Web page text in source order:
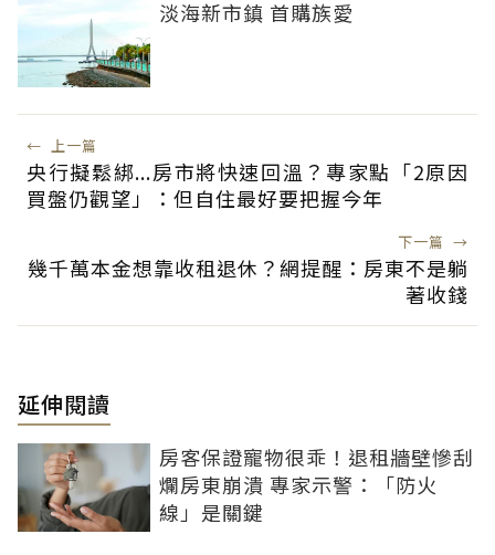
淡海新市鎮 首購族愛
← 上一篇
央行擬鬆綁...房市將快速回溫？專家點「2原因
買盤仍觀望」：但自住最好要把握今年
下一篇 →
幾千萬本金想靠收租退休？網提醒：房東不是躺
著收錢
延伸閱讀
房客保證寵物很乖！退租牆壁慘刮
爛房東崩潰 專家示警：「防火
線」是關鍵